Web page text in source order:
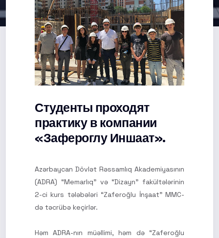
Студенты проходят
практику в компании
«Зафероглу Иншаат».
Azərbaycan Dövlət Rəssamlıq Akademiyasının
(ADRA) “Memarlıq” və “Dizayn” fakültələrinin
2-ci kurs tələbələri “Zaferoğlu İnşaat” MMC-
də təcrübə keçirlər.
Həm ADRA-nın müəllimi, həm də “Zaferoğlu